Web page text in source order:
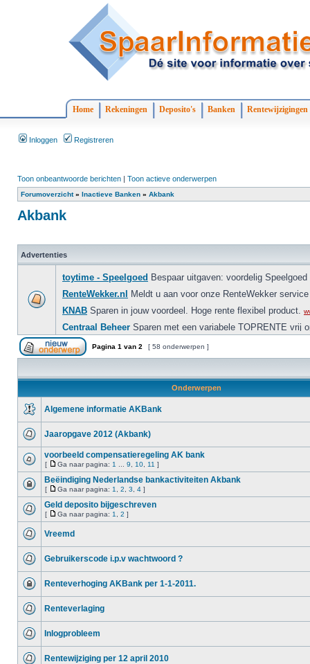
Home Rekeningen Deposito's Banken Rentewijzigingen
Inloggen Registreren
Toon onbeantwoorde berichten | Toon actieve onderwerpen
Forumoverzicht» Inactieve Banken » Akbank
Akbank
Advertenties
Pagina 1 van 2 [ 58 onderwerpen ]
Onderwerpen
Algemene informatie AKBank
Jaaropgave 2012 (Akbank)
voorbeeld compensatieregeling AK bank
[ Ga naar pagina: 1 9 10 11 ]
Beëindiging Nederlandse bankactiviteiten Akbank
[ Ga naar pagina: 1 2 3 4 ]
Geld deposito bijgeschreven
[ Ga naar pagina: 1 2 ]
Vreemd
Gebruikerscode i.p.v wachtwoord ?
Renteverhoging AKBank per 1-1-2011.
Renteverlaging
Inlogprobleem
Rentewijziging per 12 april 2010